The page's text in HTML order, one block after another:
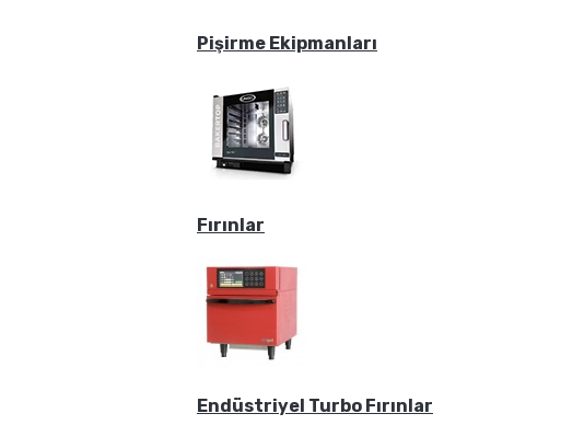
Pişirme Ekipmanları
Fırınlar
Endüstriyel Turbo Fırınlar